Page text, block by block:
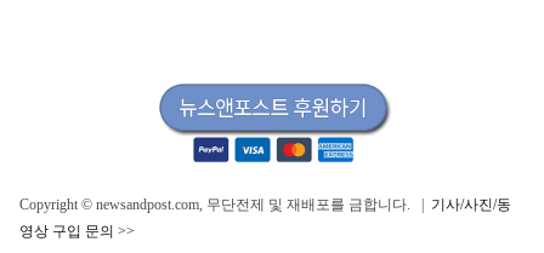
Copyright © newsandpost.com, 무단전제 및 재배포를 금합니다. | 기사/사진/동
영상 구입 문의 >>